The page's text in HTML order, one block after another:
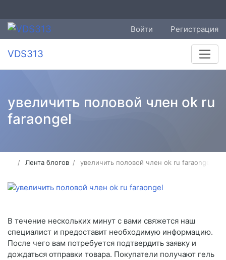
Войти Регистрация
VDS313
увеличить половой член ok ru
faraongel
Лента блогов увеличить половой член ok ru faraongel
В течение нескольких минут с вами свяжется наш
специалист и предоставит необходимую информацию.
После чего вам потребуется подтвердить заявку и
дождаться отправки товара. Покупатели получают гель